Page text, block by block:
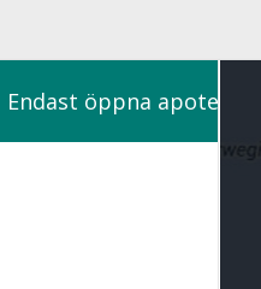
Endast öppna apotek